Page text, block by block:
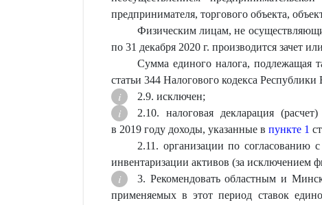
предпринимателя, торгового объекта,
Физическим лицам, не
по 31 декабря 2020 г. производится зачет
Сумма единого налога, подлежащая
статьи 344 Налогового кодекса
2.9. исключен;
2.10. налоговая декларация
в 2019 году доходы, указанные в пункте 1
2.11. организации по согласованию
инвентаризации активов (за исключением
3. Рекомендовать областным и
применяемых в этот период ставок